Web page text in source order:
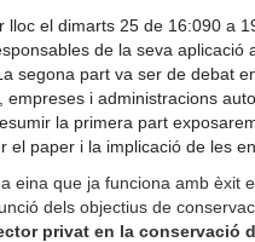
lloc el dimarts 25 de 16:090 a
de la seva
segona part va ser de debat
empreses i administracions
la primera part
el paper i la implicació de les
eina que ja funciona amb èxit
dels objectius de
privat en la conservació